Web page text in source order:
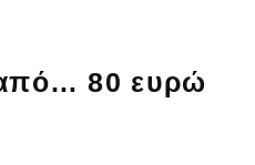
80 ευρώ